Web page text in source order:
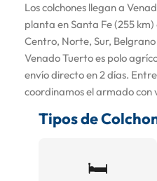
Los colchones llegan a
planta en Santa Fe (255
Centro, Norte, Sur, Belgrano
Venado Tuerto es polo
envío directo en 2 días.
coordinamos el armado con
Tipos de
🛏️